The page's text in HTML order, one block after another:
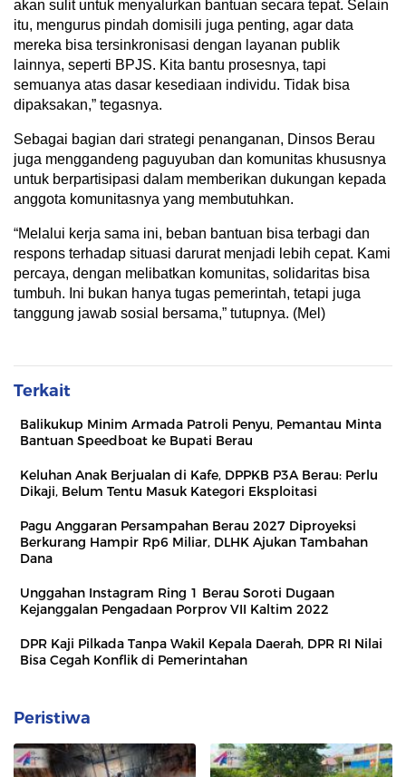
akan sulit untuk menyalurkan bantuan secara tepat. Selain
itu, mengurus pindah domisili juga penting, agar data
mereka bisa tersinkronisasi dengan layanan publik
lainnya, seperti BPJS. Kita bantu prosesnya, tapi
semuanya atas dasar kesediaan individu. Tidak bisa
dipaksakan,” tegasnya.
Sebagai bagian dari strategi penanganan, Dinsos Berau
juga menggandeng paguyuban dan komunitas khususnya
untuk berpartisipasi dalam memberikan dukungan kepada
anggota komunitasnya yang membutuhkan.
“Melalui kerja sama ini, beban bantuan bisa terbagi dan
respons terhadap situasi darurat menjadi lebih cepat. Kami
percaya, dengan melibatkan komunitas, solidaritas bisa
tumbuh. Ini bukan hanya tugas pemerintah, tetapi juga
tanggung jawab sosial bersama,” tutupnya. (Mel)
Terkait
Balikukup Minim Armada Patroli Penyu, Pemantau Minta
Bantuan Speedboat ke Bupati Berau
Keluhan Anak Berjualan di Kafe, DPPKB P3A Berau: Perlu
Dikaji, Belum Tentu Masuk Kategori Eksploitasi
Pagu Anggaran Persampahan Berau 2027 Diproyeksi
Berkurang Hampir Rp6 Miliar, DLHK Ajukan Tambahan
Dana
Unggahan Instagram Ring 1 Berau Soroti Dugaan
Kejanggalan Pengadaan Porprov VII Kaltim 2022
DPR Kaji Pilkada Tanpa Wakil Kepala Daerah, DPR RI Nilai
Bisa Cegah Konflik di Pemerintahan
Peristiwa